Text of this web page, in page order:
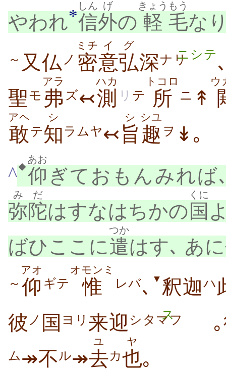
やわれ*信
しん
外
げ
の 軽
きょう
毛
もう
な
～ 又仏 ノ 密
ミチ
意
イ
弘
グ
深ナリニシテ
聖モ 弗
アラ
ズ↢測
ハカ
リ テ 所
トコロ
ニ ↟
ウ
敢
アヘ
テ知
シ
ラムヤ↢ 旨
シ
趣
シユ
ヲ ↡｡
^◆仰
あお
ぎておもんみれ
弥陀
みだ
はすなはちかの 国
くに
ばひここに遣
つか
はす､ あに
～ 仰
アオ
ギテ 惟
オモンミ
レバ､ ▼ 釈迦ハ
彼 ノ 国 ヨリ 来迎 シタマフス ｡
ム↠不ル↠去
ユ
カ也
ヤ
｡